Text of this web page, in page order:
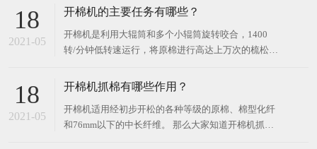
落杂部分完成除杂作用。 1、将清棉工序送来的，由
致的开松分疏，使得纤维束分离成单纤维状态。 2、
除去棉卷中的杂质，
18
2021-05
开棉机的主要任务有哪些？
开棉机是利用大辊筒和多个小辊筒旋转咬合，1400
转/分钟低转速运行，将原棉进行高达上万次的梳松整
的主要任务如下： 1、开棉：将紧压的原棉松解成较
2、清棉：清除原棉中的大部分杂质、疵点及不宜纺
纱的短纤维
18
2021-05
开棉机抓棉有哪些作用？
开棉机适用经初步开松的各种等级的原棉、棉型化纤
和76mm以下的中长纤维。 那么大家知道开棉机抓棉